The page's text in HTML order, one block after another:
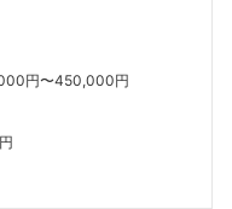
円〜450,000円